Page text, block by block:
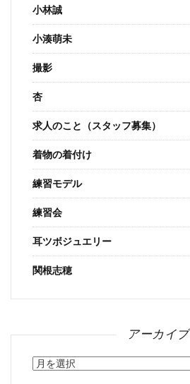
小林誠
小湊萌未
撮影
杏
求人のこと（スタッフ募集）
着物の着付け
練習モデル
練習会
耳ツボジュエリー
関根志穂
アーカイブ
ア